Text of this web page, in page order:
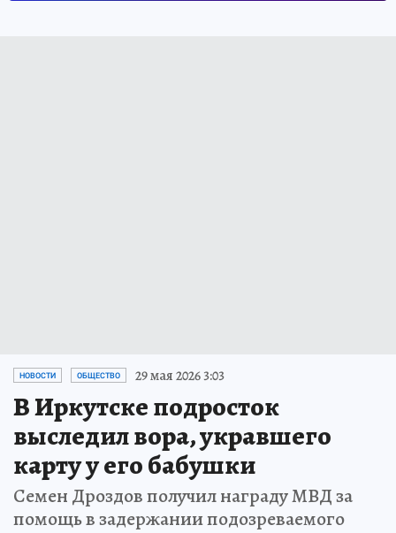
НОВОСТИ ОБЩЕСТВО 29 мая 2026 3:03
В Иркутске подросток
выследил вора, укравшего
карту у его бабушки
Семен Дроздов получил награду МВД за
помощь в задержании подозреваемого